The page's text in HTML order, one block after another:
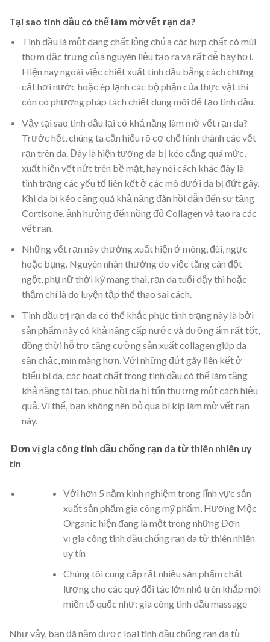
Tại sao tinh dầu có thể làm mờ vết rạn da?
Tinh dầu là một dạng chất lỏng chứa các hợp chất có mùi
thơm đặc trưng của nguyên liệu tạo ra và rất dễ bay hơi.
Hiện nay ngoài việc chiết xuất tinh dầu bằng cách chưng
cất hơi nước hoặc ép lạnh các bộ phận của thực vật thì
còn có phương pháp tách chiết dung môi để tạo tinh dầu.
Vậy tại sao tinh dầu lại có khả năng làm mờ vết rạn da?
Trước hết, chúng ta cần hiểu rõ cơ chế hình thành các vết
rạn trên da. Đây là hiện tượng da bị kéo căng quá mức,
xuất hiện vết nứt trên bề mặt, hay nói cách khác đây là
tình trạng các yếu tố liên kết ở các mô dưới da bị đứt gãy.
Khi da bị kéo căng quá khả năng đàn hồi dẫn đến sự tăng
Cortisone, ảnh hưởng đến nồng độ Collagen và tạo ra các
vết rạn.
Những vết rạn này thường xuất hiện ở mông, đùi, ngực
hoặc bụng. Nguyên nhân thường do việc tăng cân đột
ngột, phụ nữ thời kỳ mang thai, rạn da tuổi dậy thì hoặc
thậm chí là do luyện tập thể thao sai cách.
Tinh dầu trị rạn da có thể khắc phục tình trạng này là bởi
sản phẩm này có khả năng cấp nước và dưỡng ẩm rất tốt,
đồng thời hỗ trợ tăng cường sản xuất collagen giúp da
săn chắc, mịn màng hơn. Với những đứt gãy liên kết ở
biểu bì da, các hoạt chất trong tinh dầu có thể làm tăng
khả năng tái tạo, phục hồi da bị tổn thương một cách hiệu
quả. Vì thế, bạn không nên bỏ qua bí kíp làm mờ vết rạn
này.
Đơn vị gia công tinh dầu chống rạn da từ thiên nhiên uy
tín
Với hơn 5 năm kinh nghiệm trong lĩnh vực sản
xuất sản phẩm gia công mỹ phẩm, Hương Mộc
Organic hiện đang là một trong những Đơn
vị gia công tinh dầu chống rạn da từ thiên nhiên
uy tín
Chúng tôi cung cấp rất nhiều sản phẩm chất
lượng cho các quý đối tác lớn nhỏ trên khắp mọi
miền tổ quốc như: gia công tinh dầu massage
Như vậy, bạn đã nắm được loại tinh dầu chống rạn da từ